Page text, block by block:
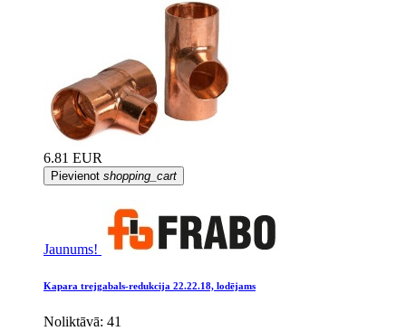
6.81 EUR
Pievienot shopping_cart
Jaunums!
Kapara trejgabals-redukcija 22.22.18, lodējams
Noliktāvā: 41